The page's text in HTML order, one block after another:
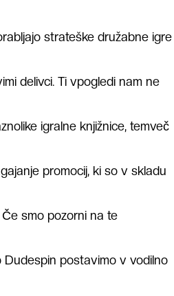
strateške družabne igre
delivci. Ti vpogledi nam ne
igralne knjižnice, temveč
promocij, ki so v skladu
smo pozorni na te
Dudespin postavimo v vodilno